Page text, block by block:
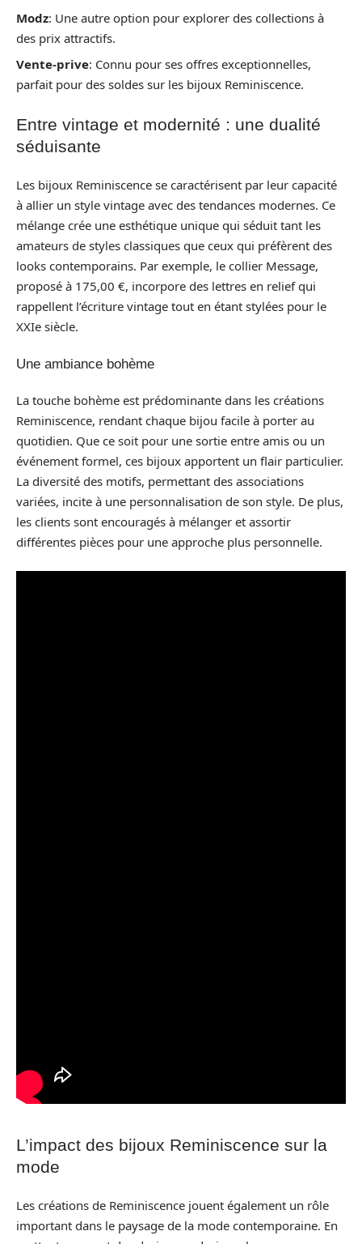
Modz: Une autre option pour explorer des collections à
des prix attractifs.
Vente-prive: Connu pour ses offres exceptionnelles,
parfait pour des soldes sur les bijoux Reminiscence.
Entre vintage et modernité : une dualité
séduisante
Les bijoux Reminiscence se caractérisent par leur capacité
à allier un style vintage avec des tendances modernes. Ce
mélange crée une esthétique unique qui séduit tant les
amateurs de styles classiques que ceux qui préfèrent des
looks contemporains. Par exemple, le collier Message,
proposé à 175,00 €, incorpore des lettres en relief qui
rappellent l’écriture vintage tout en étant stylées pour le
XXIe siècle.
Une ambiance bohème
La touche bohème est prédominante dans les créations
Reminiscence, rendant chaque bijou facile à porter au
quotidien. Que ce soit pour une sortie entre amis ou un
événement formel, ces bijoux apportent un flair particulier.
La diversité des motifs, permettant des associations
variées, incite à une personnalisation de son style. De plus,
les clients sont encouragés à mélanger et assortir
différentes pièces pour une approche plus personnelle.
L’impact des bijoux Reminiscence sur la
mode
Les créations de Reminiscence jouent également un rôle
important dans le paysage de la mode contemporaine. En